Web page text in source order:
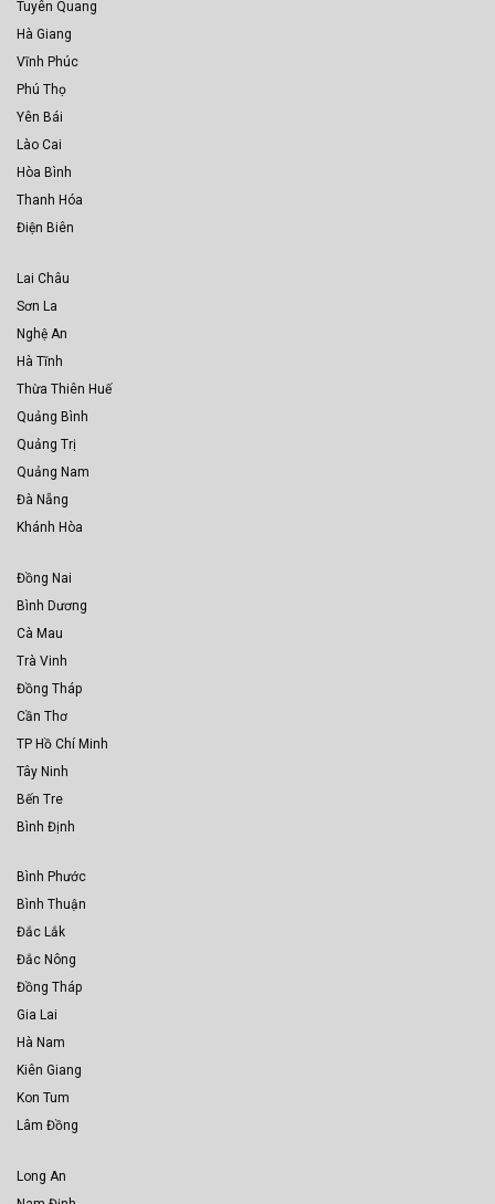
Tuyên Quang
Hà Giang
Vĩnh Phúc
Phú Thọ
Yên Bái
Lào Cai
Hòa Bình
Thanh Hóa
Điện Biên
Lai Châu
Sơn La
Nghệ An
Hà Tĩnh
Thừa Thiên Huế
Quảng Bình
Quảng Trị
Quảng Nam
Đà Nẵng
Khánh Hòa
Đồng Nai
Bình Dương
Cà Mau
Trà Vinh
Đồng Tháp
Cần Thơ
TP Hồ Chí Minh
Tây Ninh
Bến Tre
Bình Định
Bình Phước
Bình Thuận
Đắc Lắk
Đắc Nông
Đồng Tháp
Gia Lai
Hà Nam
Kiên Giang
Kon Tum
Lâm Đồng
Long An